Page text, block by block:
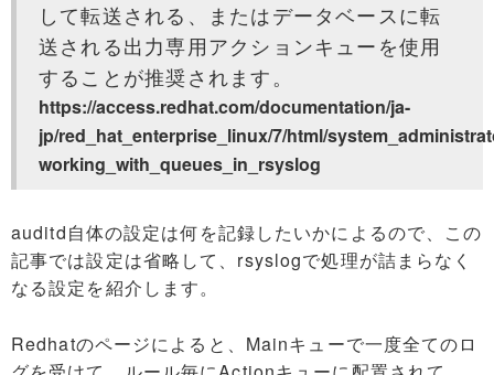
して転送される、またはデータベースに転
送される出力専用アクションキューを使用
することが推奨されます。
https://access.redhat.com/documentation/ja-
jp/red_hat_enterprise_linux/7/html/
working_with_queues_in_rsyslog
auditd自体の設定は何を記録したいかによるので、この
記事では設定は省略して、rsyslogで処理が詰まらなく
なる設定を紹介します。
Redhatのページによると、Mainキューで一度全てのロ